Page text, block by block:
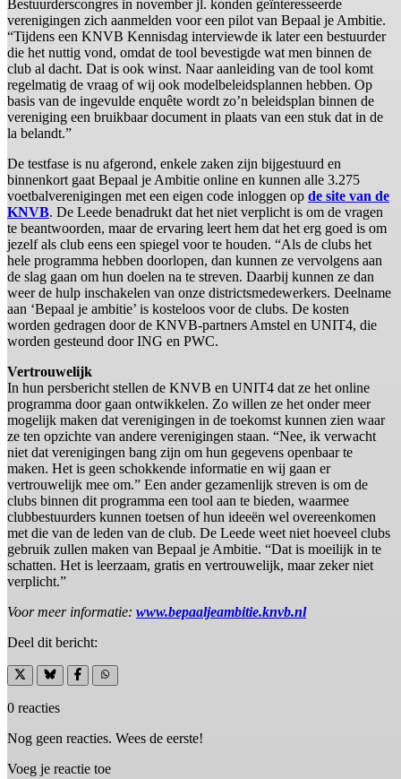
Bestuurderscongres in november jl. konden geïnteresseerde
verenigingen zich aanmelden voor een pilot van Bepaal je Ambitie.
“Tijdens een KNVB Kennisdag interviewde ik later een bestuurder
die het nuttig vond, omdat de tool bevestigde wat men binnen de
club al dacht. Dat is ook winst. Naar aanleiding van de tool komt
regelmatig de vraag of wij ook modelbeleidsplannen hebben. Op
basis van de ingevulde enquête wordt zo’n beleidsplan binnen de
vereniging een bruikbaar document in plaats van een stuk dat in de
la belandt.”
De testfase is nu afgerond, enkele zaken zijn bijgestuurd en
binnenkort gaat Bepaal je Ambitie online en kunnen alle 3.275
voetbalverenigingen met een eigen code inloggen op de site van de
KNVB. De Leede benadrukt dat het niet verplicht is om de vragen
te beantwoorden, maar de ervaring leert hem dat het erg goed is om
jezelf als club eens een spiegel voor te houden. “Als de clubs het
hele programma hebben doorlopen, dan kunnen ze vervolgens aan
de slag gaan om hun doelen na te streven. Daarbij kunnen ze dan
weer de hulp inschakelen van onze districtsmedewerkers. Deelname
aan ‘Bepaal je ambitie’ is kosteloos voor de clubs. De kosten
worden gedragen door de KNVB-partners Amstel en UNIT4, die
worden gesteund door ING en PWC.
Vertrouwelijk
In hun persbericht stellen de KNVB en UNIT4 dat ze het online
programma door gaan ontwikkelen. Zo willen ze het onder meer
mogelijk maken dat verenigingen in de toekomst kunnen zien waar
ze ten opzichte van andere verenigingen staan. “Nee, ik verwacht
niet dat verenigingen bang zijn om hun gegevens openbaar te
maken. Het is geen schokkende informatie en wij gaan er
vertrouwelijk mee om.” Een ander gezamenlijk streven is om de
clubs binnen dit programma een tool aan te bieden, waarmee
clubbestuurders kunnen toetsen of hun ideeën wel overeenkomen
met die van de leden van de club. De Leede weet niet hoeveel clubs
gebruik zullen maken van Bepaal je Ambitie. “Dat is moeilijk in te
schatten. Het is leerzaam, gratis en vertrouwelijk, maar zeker niet
verplicht.”
Voor meer informatie: www.bepaaljeambitie.knvb.nl
Deel dit bericht:
0 reacties
Nog geen reacties. Wees de eerste!
Voeg je reactie toe